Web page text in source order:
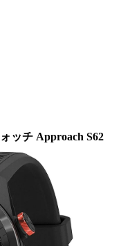
ッチ Approach S62